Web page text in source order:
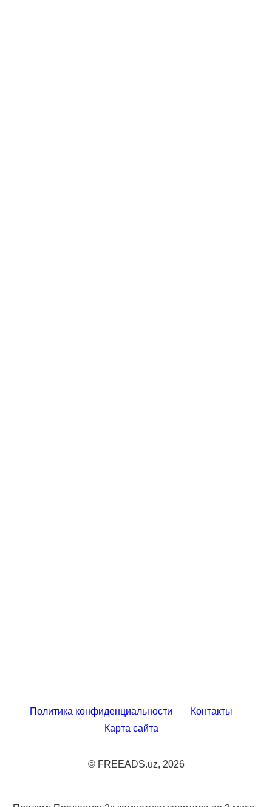
Политика конфиденциальности
Контакты
Карта сайта
© FREEADS.uz, 2026